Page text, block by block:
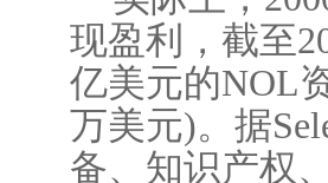
现盈利，截至
亿美元的NOL
万美元)。据
备、知识产权